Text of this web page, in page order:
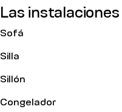
Las instalaciones
Sofá
Silla
Sillón
Congelador